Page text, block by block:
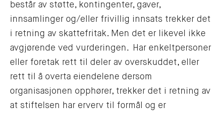
består av støtte, kontingenter, gaver,
innsamlinger og/eller frivillig innsats trekker det
i retning av skattefritak. Men det er likevel ikke
avgjørende ved vurderingen. Har enkeltpersoner
eller foretak rett til deler av overskuddet, eller
rett til å overta eiendelene dersom
organisasjonen opphører, trekker det i retning av
at stiftelsen har erverv til formål og er